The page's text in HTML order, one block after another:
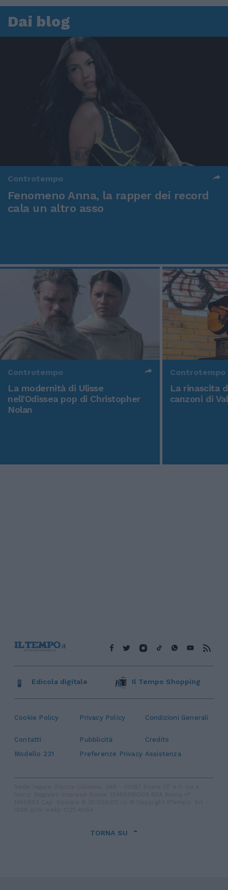
Dai blog
Controtempo
Fenomeno Anna, la rapper dei record
cala un altro asso
Controtempo
La modernità di Ulisse
nell'Odissea pop di Christopher
Nolan
Controtempo
La rinascita
canzoni di
Cookie Policy Privacy Policy Condizioni Generali
Contatti Pubblicità
Credits
Modello 231
Preferenze Privacy Assistenza
Edicola digitale Il Tempo Shopping
TORNA SU